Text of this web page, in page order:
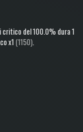
critico del 100.0% dura 1
x1 (1150).